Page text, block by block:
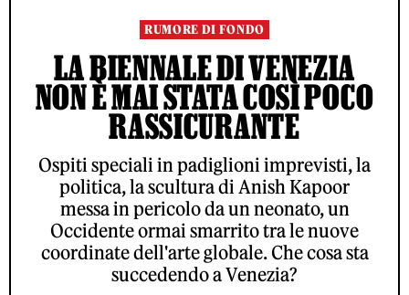
RUMORE DI FONDO
LA BIENNALE DI VENEZIA
NON È MAI STATA COSÌ POCO
RASSICURANTE
Ospiti speciali in padiglioni imprevisti, la
politica, la scultura di Anish Kapoor
messa in pericolo da un neonato, un
Occidente ormai smarrito tra le nuove
coordinate dell'arte globale. Che cosa sta
succedendo a Venezia?